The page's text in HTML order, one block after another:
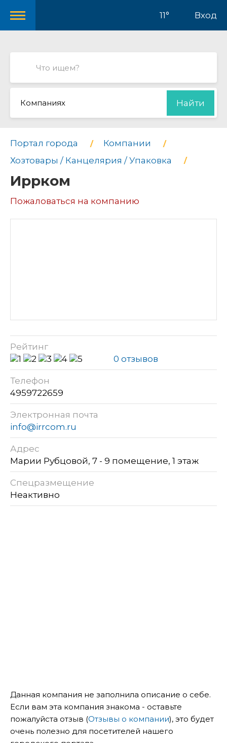
11° Вход
Компаниях Найти
Портал города
Компании
Хозтовары / Канцелярия / Упаковка
Иррком
Пожаловаться на компанию
Рейтинг
0 отзывов
Телефон
4959722659
Электронная почта
info@irrcom.ru
Адрес
Марии Рубцовой, 7 - 9 помещение, 1 этаж
Спецразмещение
Неактивно
Данная компания не заполнила описание о себе.
Если вам эта компания знакома - оставьте
пожалуйста отзыв (Отзывы о компании), это будет
очень полезно для посетителей нашего